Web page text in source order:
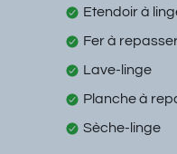
Etendoir à
Fer à
Lave-linge
Planche à
Sèche-linge